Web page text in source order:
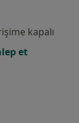
kapalı
et